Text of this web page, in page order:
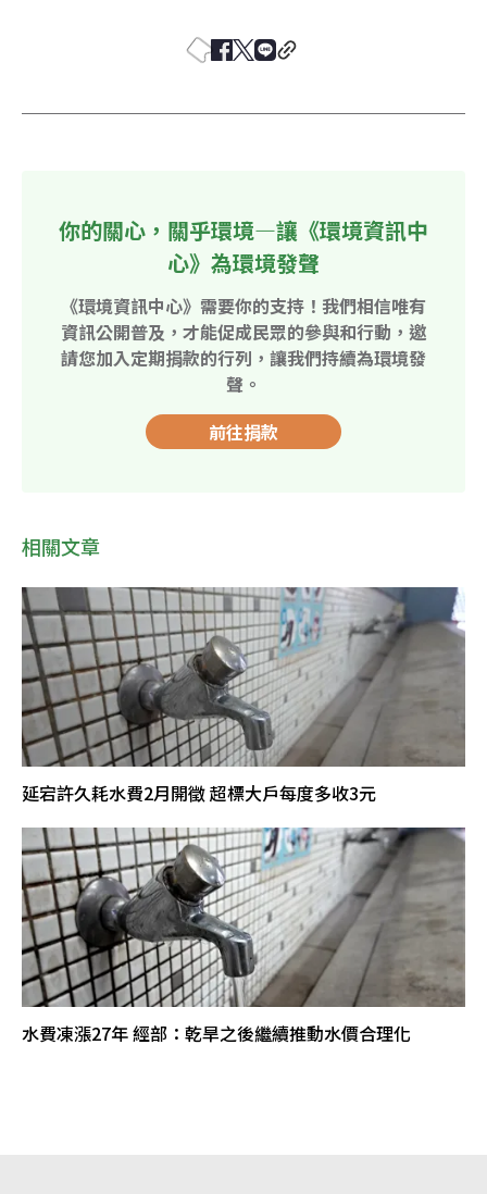
你的關心，關乎環境—讓《環境資訊中
心》為環境發聲
《環境資訊中心》需要你的支持！我們相信唯有
資訊公開普及，才能促成民眾的參與和行動，邀
請您加入定期捐款的行列，讓我們持續為環境發
聲。
前往捐款
相關文章
延宕許久耗水費2月開徵 超標大戶每度多收3元
水費凍漲27年 經部：乾旱之後繼續推動水價合理化